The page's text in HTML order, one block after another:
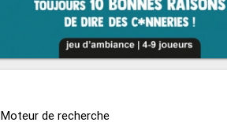
Moteur de recherche